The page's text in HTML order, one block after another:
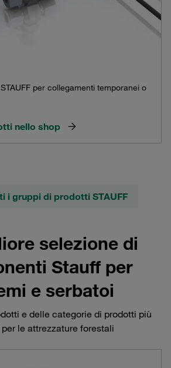
per collegamenti temporanei o
nello shop
i gruppi di prodotti STAUFF
selezione di
Stauff per
e serbatoi
e delle categorie di prodotti più
le attrezzature forestali